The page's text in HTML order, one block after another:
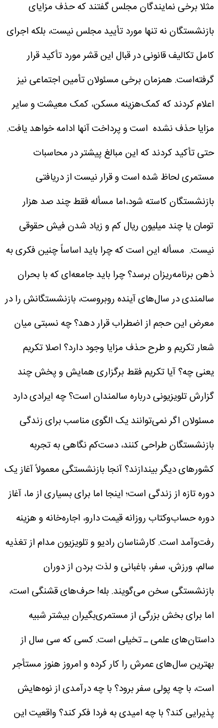
مثلا برخی نمایندگان مجلس گفتند که حذف مزایای
بازنشستگان نه تنها مورد تأیید مجلس نیست، بلکه اجرای
کامل تکالیف قانونی در قبال این قشر مورد تأکید قرار
گرفته‌است. همزمان برخی مسئولان تأمین اجتماعی نیز
اعلام کردند که کمک‌هزینه مسکن، کمک معیشت و سایر
مزایا حذف نشده است و پرداخت آنها ادامه خواهد یافت.
حتی تأکید کردند که این مبالغ پیشتر در محاسبات
مستمری لحاظ شده است و قرار نیست از دریافتی
بازنشستگان کاسته شود،اما مسأله فقط چند صد هزار
تومان یا چند میلیون ریال کم و زیاد شدن فیش حقوقی
نیست. مسأله این است که چرا باید اساساً چنین فکری به
ذهن برنامه‌ریزان برسد؟ چرا باید جامعه‌ای که با بحران
سالمندی در سال‌های آینده روبروست، بازنشستگانش را در
معرض این حجم از اضطراب قرار دهد؟ چه نسبتی میان
شعار تکریم و طرح حذف مزایا وجود دارد؟ اصلا تکریم
یعنی چه؟ آیا تکریم فقط برگزاری همایش و پخش چند
گزارش تلویزیونی درباره سالمندان است؟ چه ایرادی دارد
مسئولان اگر نمی‌توانند یک الگوی مناسب برای زندگی
بازنشستگان طراحی کنند، دست‌کم نگاهی به تجربه
کشورهای دیگر بیندازند؟ آنجا بازنشستگی معمولاً آغاز یک
دوره تازه از زندگی است؛ اینجا اما برای بسیاری از ما، آغاز
دوره حساب‌وکتاب روزانه قیمت دارو، اجاره‌خانه و هزینه
رفت‌وآمد است.کارشناسان رادیو و تلویزیون مدام از تغذیه
سالم، ورزش، سفر، باغبانی و لذت بردن از دوران
بازنشستگی سخن می‌گویند. بله! حرف‌های قشنگی است،
اما برای بخش بزرگی از مستمری‌بگیران بیشتر شبیه
داستان‌های علمی ـ تخیلی است. کسی که سی سال از
بهترین سال‌های عمرش را کار کرده و امروز هنوز مستأجر
است، با چه پولی سفر برود؟ با چه درآمدی از نوه‌هایش
پذیرایی کند؟ با چه امیدی به فردا فکر کند؟ واقعیت این